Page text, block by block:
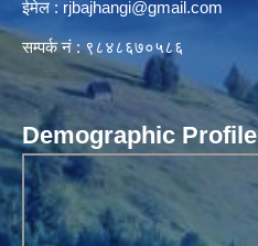
ईमेल : rjbajhangi@gmail.com
सम्पर्क नं : ९८४८६७०५८६
Demographic Profile